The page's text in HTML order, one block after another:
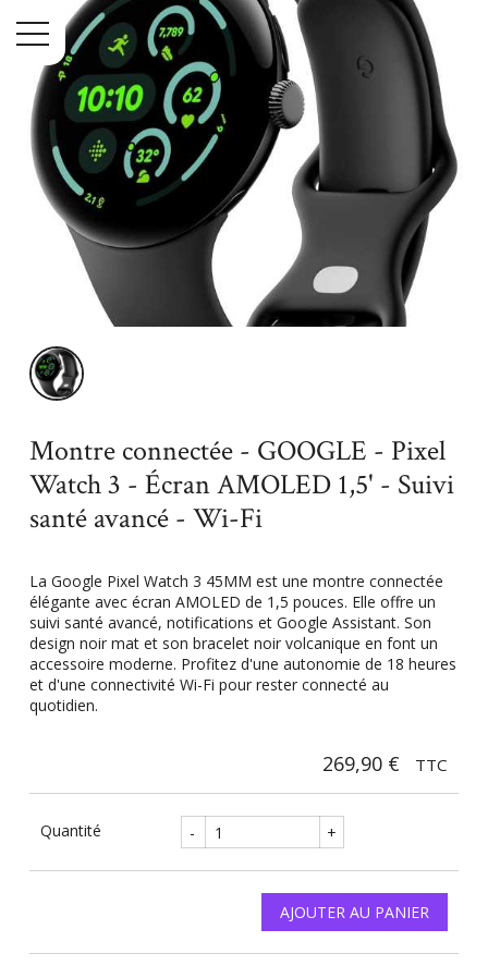
Menu
Accueil
connectée - GOOGLE - Pixel Watch 3 - Écran AMOLED 1,5' - Suivi santé
avancé - Wi-Fi
Montre connectée - GOOGLE - Pixel
Watch 3 - Écran AMOLED 1,5' - Suivi
santé avancé - Wi-Fi
La Google Pixel Watch 3 45MM est une montre connectée
élégante avec écran AMOLED de 1,5 pouces. Elle offre un
suivi santé avancé, notifications et Google Assistant. Son
design noir mat et son bracelet noir volcanique en font un
accessoire moderne. Profitez d'une autonomie de 18 heures
et d'une connectivité Wi-Fi pour rester connecté au
quotidien.
269,90 € TTC
Quantité - +
AJOUTER AU PANIER